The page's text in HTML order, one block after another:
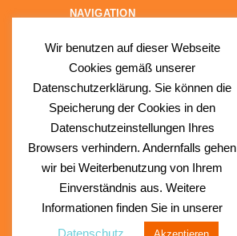
NAVIGATION
Fragen & Antworten (FAQs)
Kontakt
Wir benutzen auf dieser Webseite
Cookies gemäß unserer
Datenschutzerklärung. Sie können die
Speicherung der Cookies in den
Datenschutzeinstellungen Ihres
Browsers verhindern. Andernfalls gehen
wir bei Weiterbenutzung von Ihrem
Einverständnis aus. Weitere
Informationen finden Sie in unserer
Datenschutz